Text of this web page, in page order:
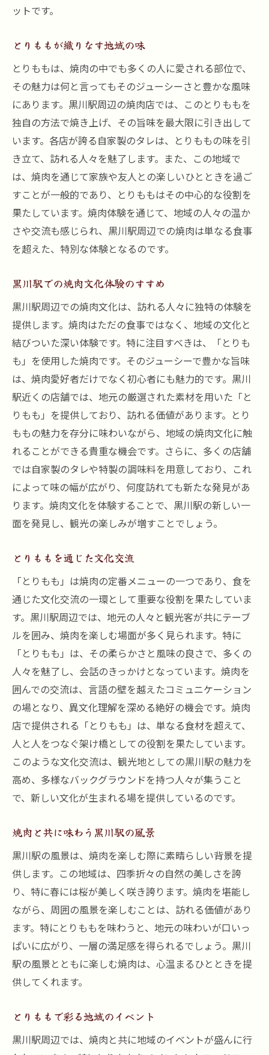
ットです。
とりももが織りなす地域の味
とりももは、焼肉の中でも多くの人に愛される部位で、
その魅力は何と言ってもそのジューシーさと豊かな風味
にあります。黒川駅周辺の焼肉店では、このとりももを
独自の方法で焼き上げ、その旨味を最大限に引き出して
います。各店が誇る自家製のタレは、とりももの味を引
き立て、訪れる人々を魅了します。また、この地域で
は、焼肉を通じて家族や友人との楽しいひとときを過ご
すことが一般的であり、とりももはその中心的な役割を
果たしています。焼肉体験を通じて、地域の人々の温か
さや交流も感じられ、黒川駅周辺での焼肉は単なる食事
を超えた、特別な体験となるのです。
黒川駅での焼肉文化体験のすすめ
黒川駅周辺での焼肉文化は、訪れる人々に独特の体験を
提供します。焼肉はただの食事ではなく、地域の文化と
結びついた深い体験です。特に注目すべきは、「とりも
も」を使用した焼肉です。そのジューシーで豊かな旨味
は、焼肉愛好者だけでなく初心者にも魅力的です。黒川
駅近くの店舗では、地元の厳選された素材を用いた「と
りもも」を提供しており、訪れる価値があります。とり
ももの魅力を存分に味わいながら、地域の焼肉文化に触
れることができる貴重な機会です。さらに、多くの店舗
では自家製のタレや特製の調味料を用意しており、これ
によって味の幅が広がり、何度訪れても新たな発見があ
ります。焼肉文化を体験することで、黒川駅の新しい一
面を発見し、観光の楽しみが増すことでしょう。
とりももを通じた文化交流
「とりもも」は焼肉の定番メニューの一つであり、食を
通じた文化交流の一環として重要な役割を果たしていま
す。黒川駅周辺では、地元の人々と観光客が共にテーブ
ルを囲み、焼肉を楽しむ場面が多く見られます。特に
「とりもも」は、その柔らかさと風味の良さで、多くの
人々を魅了し、会話のきっかけとなっています。焼肉を
囲んでの交流は、言語の壁を越えたコミュニケーション
の場となり、異文化理解を深める絶好の機会です。焼肉
店で提供される「とりもも」は、単なる食材を超えて、
人と人をつなぐ架け橋としての役割を果たしています。
このような文化交流は、観光地としての黒川駅の魅力を
高め、多様なバックグラウンドを持つ人々が集うこと
で、新しい文化が生まれる場を提供しているのです。
焼肉と共に味わう黒川駅の風景
黒川駅の風景は、焼肉を楽しむ際に素晴らしい背景を提
供します。この地域は、四季折々の自然の美しさを誇
り、特に春には桜が美しく咲き誇ります。焼肉を堪能し
ながら、周囲の風景を楽しむことは、訪れる価値があり
ます。特にとりももを味わうと、地元の味わいが口いっ
ぱいに広がり、一層の満足感を得られるでしょう。黒川
駅の風景とともに楽しむ焼肉は、心温まるひとときを提
供してくれます。
とりももで彩る地域のイベント
黒川駅周辺では、焼肉と共に地域のイベントが盛んに行